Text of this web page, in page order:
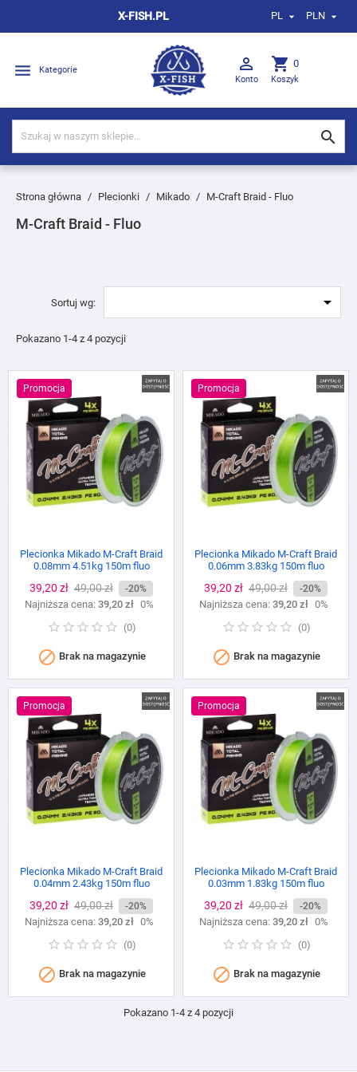
X-FISH.PL PL  PLN 
 Kategorie 
Konto
shopping_cart 0
Koszyk

Strona główna Plecionki Mikado M-Craft Braid - Fluo
M-Craft Braid - Fluo
Sortuj wg: 
Pokazano 1-4 z 4 pozycji
Promocja
Plecionka Mikado M-Craft Braid
0.08mm 4.51kg 150m fluo
Cena
39,20 zł Cena
podstawowa
49,00 zł -20%
Najniższa cena: 39,20 zł 0%
(0)
 Brak na magazynie
Promocja
Plecionka Mikado M-Craft Braid
0.06mm 3.83kg 150m fluo
Cena
39,20 zł Cena
podstawowa
49,00 zł -20%
Najniższa cena: 39,20 zł 0%
(0)
 Brak na magazynie
Promocja
Plecionka Mikado M-Craft Braid
0.04mm 2.43kg 150m fluo
Cena
39,20 zł Cena
podstawowa
49,00 zł -20%
Najniższa cena: 39,20 zł 0%
(0)
 Brak na magazynie
Promocja
Plecionka Mikado M-Craft Braid
0.03mm 1.83kg 150m fluo
Cena
39,20 zł Cena
podstawowa
49,00 zł -20%
Najniższa cena: 39,20 zł 0%
(0)
 Brak na magazynie
Pokazano 1-4 z 4 pozycji